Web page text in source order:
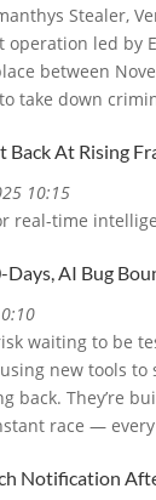
Stealer,
led by
between
take down
At Rising
10:15
real-time
AI Bug
waiting to be
new tools
back. They’re
race — every
Notification